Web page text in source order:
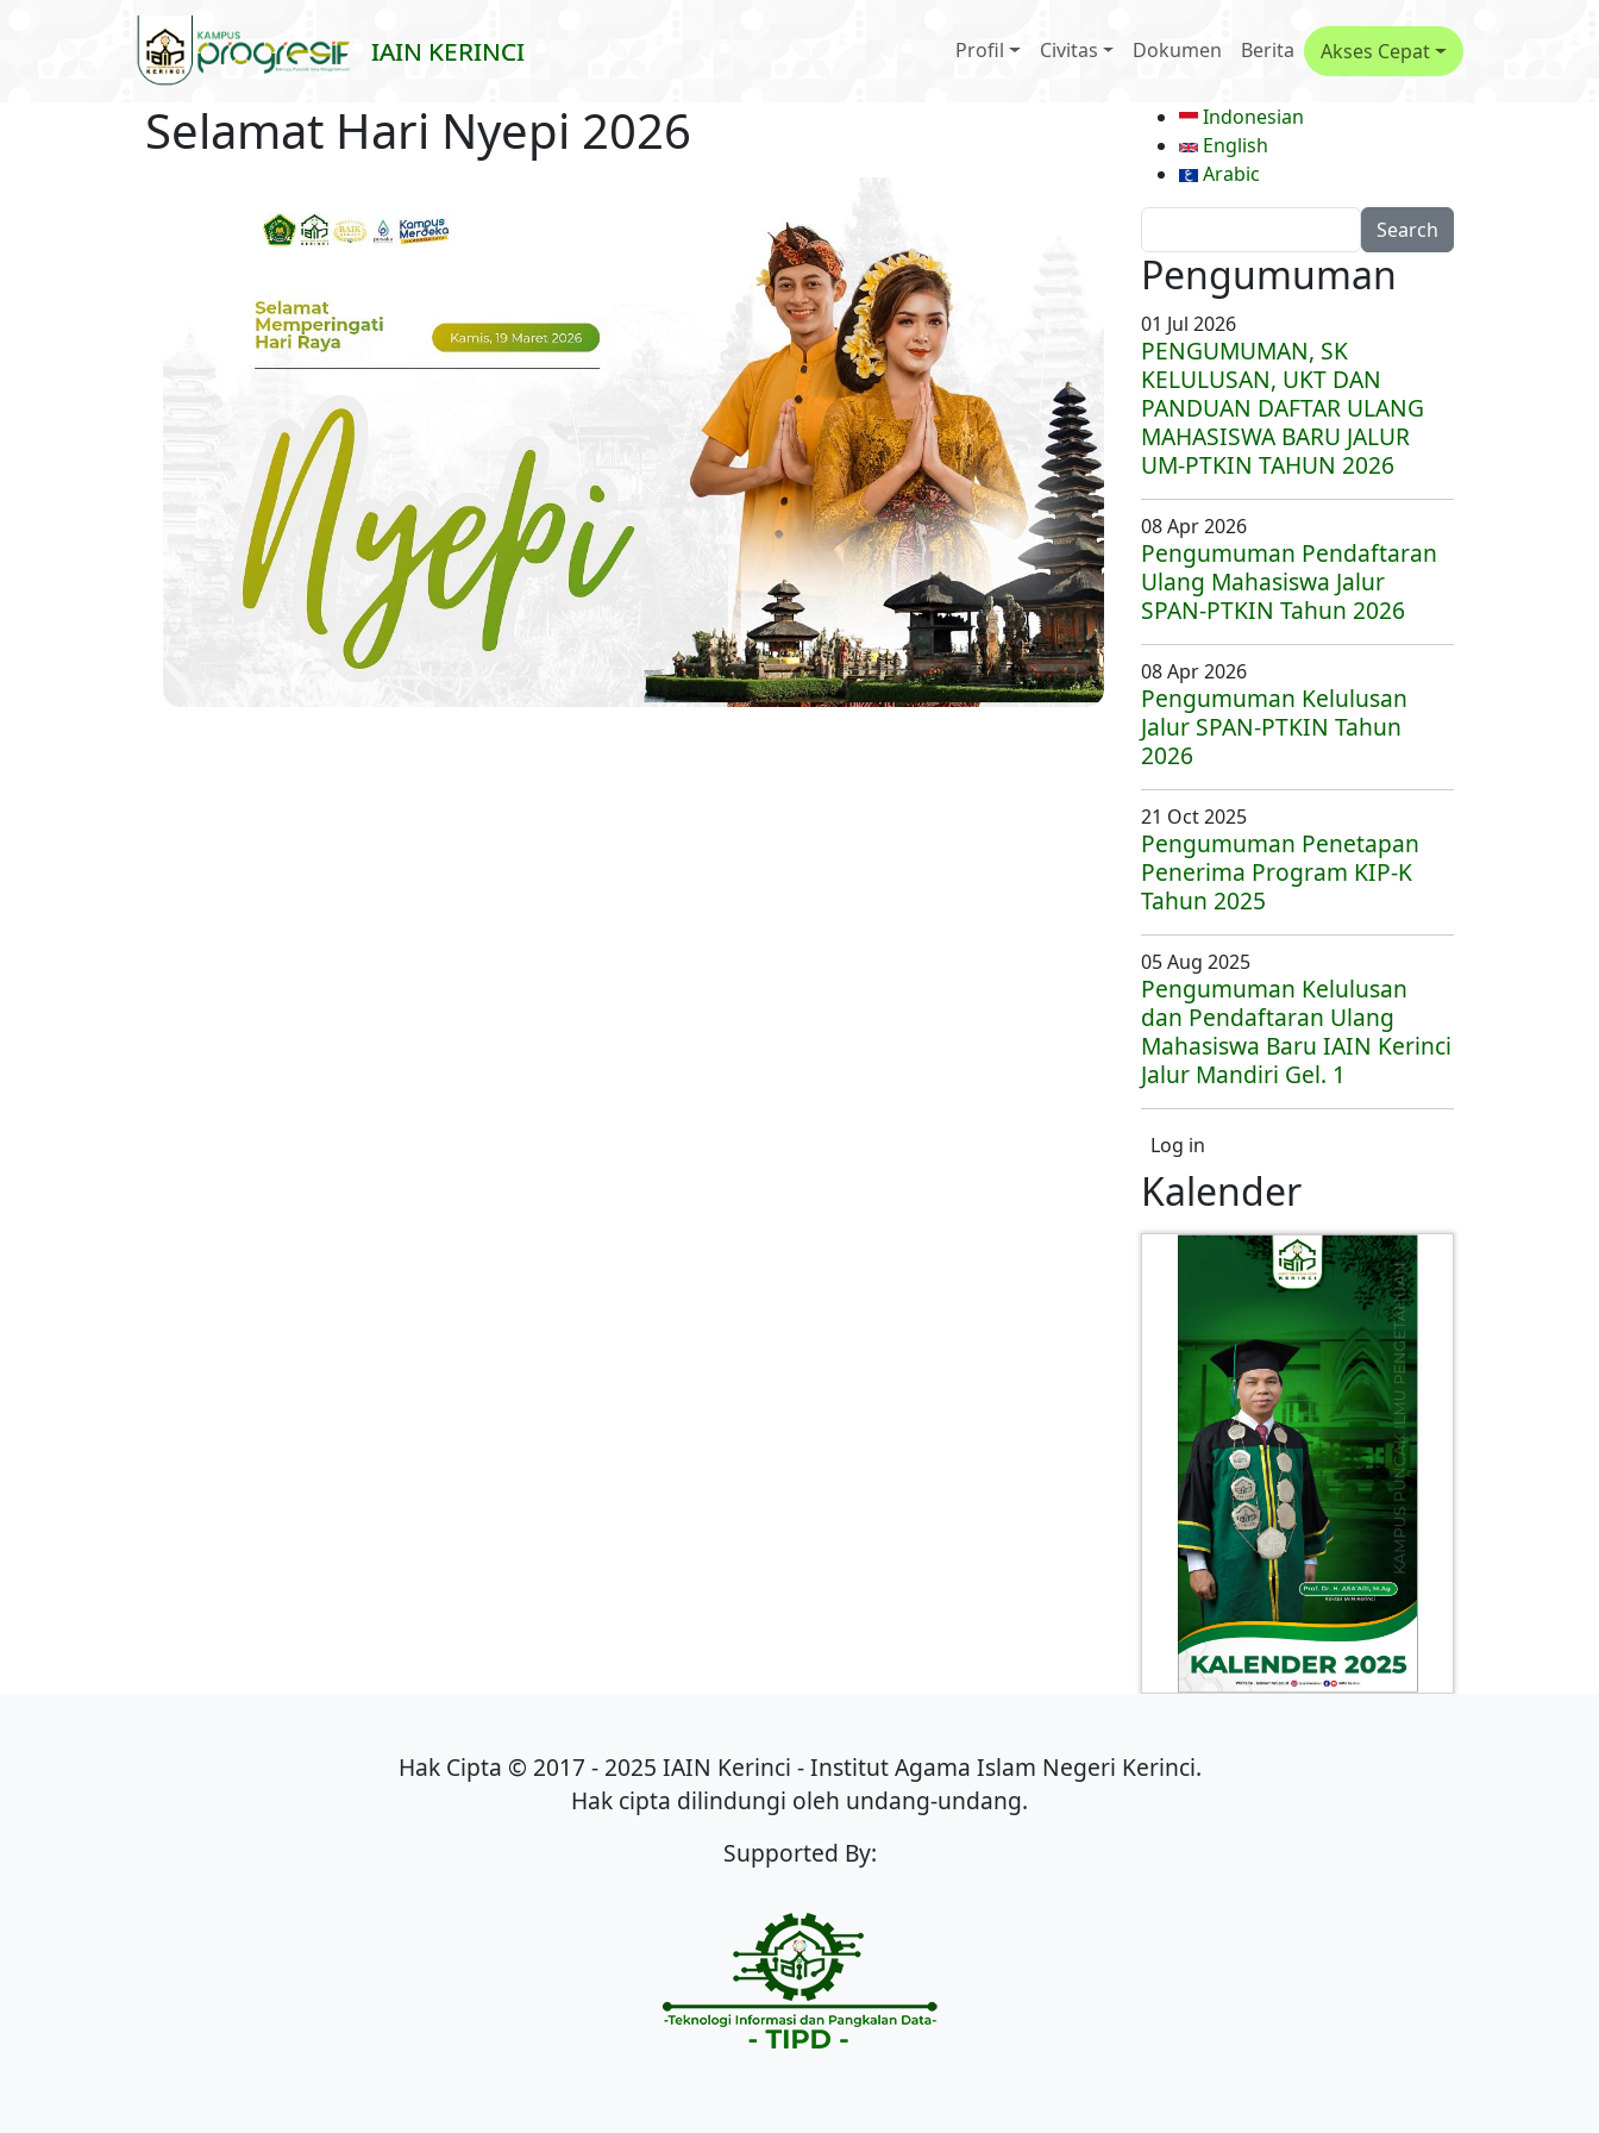
Skip to main content
IAIN KERINCI Main menu
Profil Civitas Dokumen Berita Akses Cepat
Selamat Hari Nyepi 2026
Indonesian
English
Arabic
Pengumuman
01 Jul 2026
PENGUMUMAN, SK
KELULUSAN, UKT DAN
PANDUAN DAFTAR ULANG
MAHASISWA BARU JALUR
UM-PTKIN TAHUN 2026
08 Apr 2026
Pengumuman Pendaftaran
Ulang Mahasiswa Jalur
SPAN-PTKIN Tahun 2026
08 Apr 2026
Pengumuman Kelulusan
Jalur SPAN-PTKIN Tahun
2026
21 Oct 2025
Pengumuman Penetapan
Penerima Program KIP-K
Tahun 2025
05 Aug 2025
Pengumuman Kelulusan
dan Pendaftaran Ulang
Mahasiswa Baru IAIN Kerinci
Jalur Mandiri Gel. 1
User account menu
Log in
Kalender
Hak Cipta © 2017 - 2025 IAIN Kerinci - Institut Agama Islam Negeri Kerinci.
Hak cipta dilindungi oleh undang-undang.
Supported By: